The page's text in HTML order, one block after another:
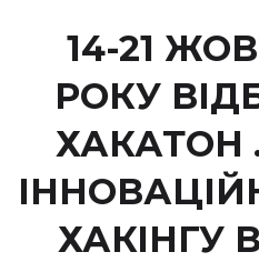
14-21
РОКУ
ХАКАТОН
ХАКІНГУ